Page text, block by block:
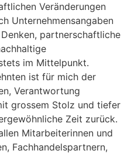
Veränderungen
Unternehmensangaben
partnerschaftliche
im Mittelpunkt.
ist für mich der
Verantwortung
grossem Stolz und tiefer
Zeit zurück.
Mitarbeiterinnen und
Fachhandelspartnern,